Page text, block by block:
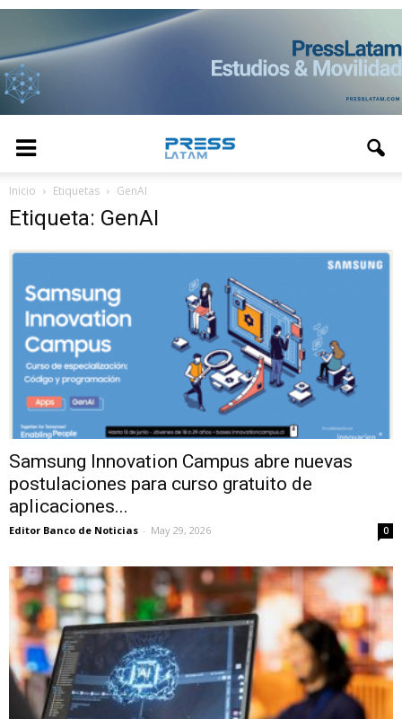
Inicio Etiquetas GenAI
Etiqueta: GenAI
Samsung Innovation Campus abre nuevas
postulaciones para curso gratuito de
aplicaciones...
Editor Banco de Noticias - May 29, 2026 0